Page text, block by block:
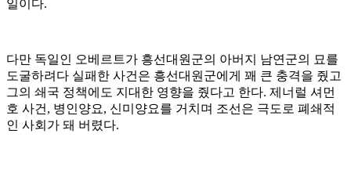
일이다.
다만 독일인 오베르트가 흥선대원군의 아버지 남연군의 묘를
도굴하려다 실패한 사건은 흥선대원군에게 꽤 큰 충격을 줬고
그의 쇄국 정책에도 지대한 영향을 줬다고 한다. 제너럴 셔먼
호 사건, 병인양요, 신미양요를 거치며 조선은 극도로 폐쇄적
인 사회가 돼 버렸다.